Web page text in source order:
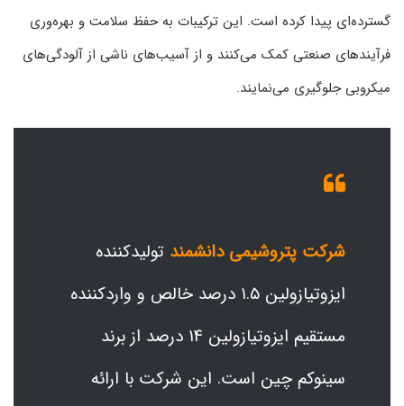
گسترده‌ای پیدا کرده است. این ترکیبات به حفظ سلامت و بهره‌وری
فرآیندهای صنعتی کمک می‌کنند و از آسیب‌های ناشی از آلودگی‌های
میکروبی جلوگیری می‌نمایند.
شرکت پتروشیمی دانشمند تولیدکننده
ایزوتیازولین ۱.۵ درصد خالص و واردکننده
مستقیم ایزوتیازولین ۱۴ درصد از برند
سینوکم چین است. این شرکت با ارائه